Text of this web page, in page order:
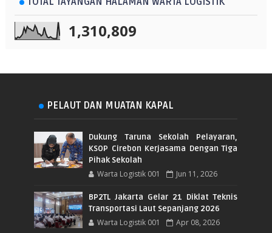
1,310,809
PELAUT DAN MUATAN KAPAL
Dukung Taruna Sekolah Pelayaran,
KSOP Cirebon Kerjasama Dengan Tiga
Pihak Sekolah
Warta Logistik 001 Jun 11, 2026
BP2TL Jakarta Gelar 21 Diklat Teknis
Transportasi Laut Sepanjang 2026
Warta Logistik 001 Apr 08, 2026